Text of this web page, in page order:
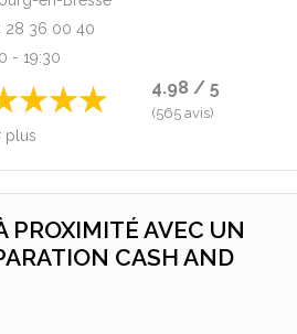
28 36 00 40
- 19:30
4.98 / 5
(565 avis)
plus
PROXIMITÉ AVEC UN
CASH AND